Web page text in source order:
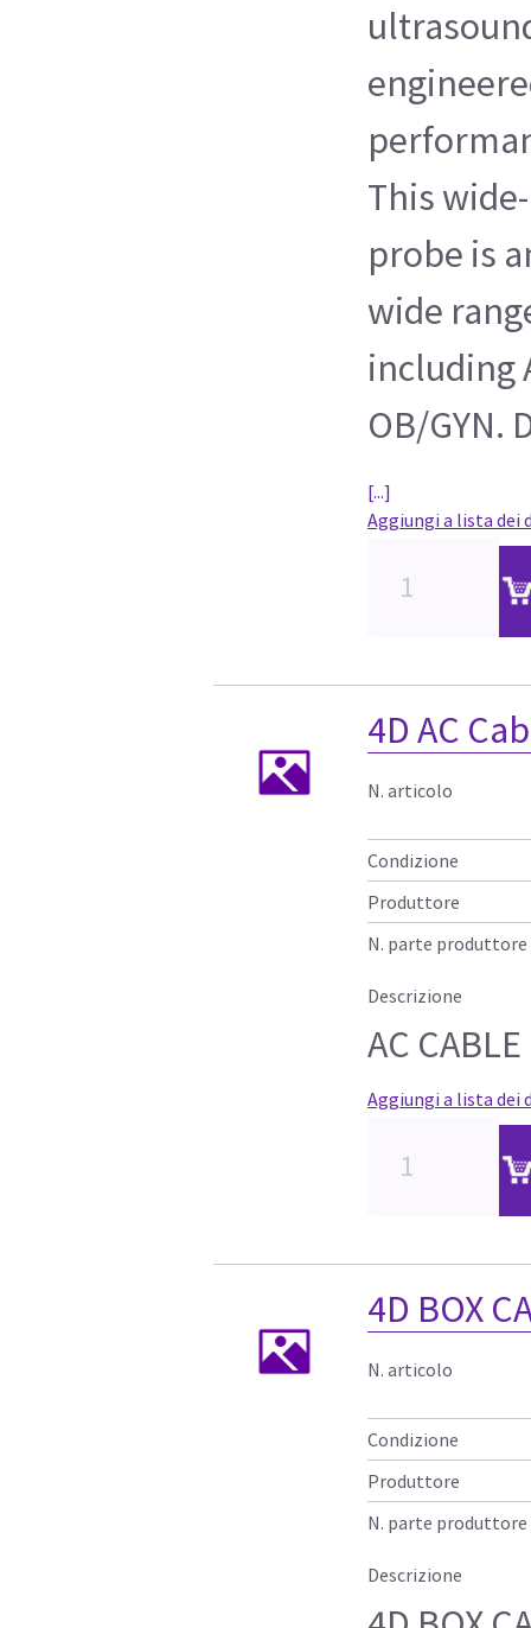
This
probe is
wide
including
OB/GYN.
[...]
Aggiungi a lista dei
4D AC
N. articolo
Condizione
Produttore
N. parte produttore
Descrizione
AC
Aggiungi a lista dei
4D BOX
N. articolo
Condizione
Produttore
N. parte produttore
Descrizione